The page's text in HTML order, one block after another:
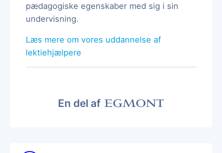
pædagogiske egenskaber med sig i sin
undervisning.
Læs mere om vores uddannelse af
lektiehjælpere
En del af